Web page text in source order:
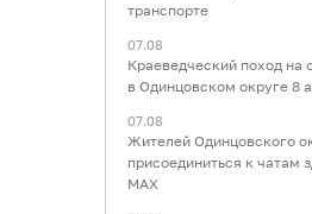
транспорте
07.08
Краеведческий поход на
в Одинцовском округе 8
07.08
Жителей Одинцовского
присоединиться к чатам
МАХ